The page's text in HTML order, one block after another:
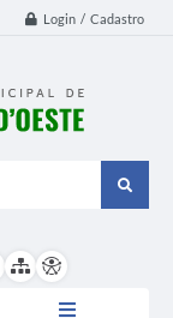
Login / Cadastro